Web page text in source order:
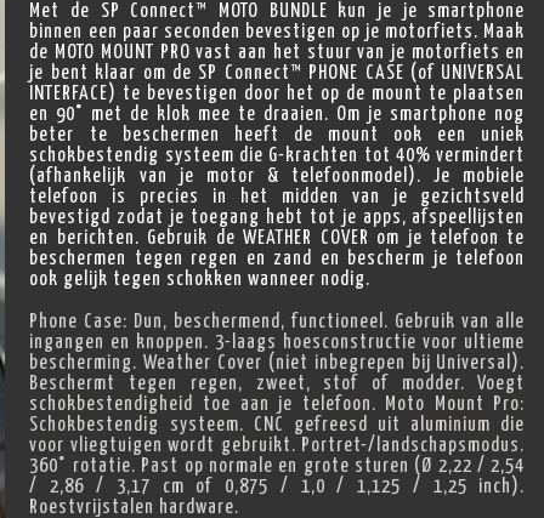
Met de SP Connect™ MOTO BUNDLE kun je je smartphone
binnen een paar seconden bevestigen op je motorfiets. Maak
de MOTO MOUNT PRO vast aan het stuur van je motorfiets en
je bent klaar om de SP Connect™ PHONE CASE (of UNIVERSAL
INTERFACE) te bevestigen door het op de mount te plaatsen
en 90° met de klok mee te draaien. Om je smartphone nog
beter te beschermen heeft de mount ook een uniek
schokbestendig systeem die G-krachten tot 40% vermindert
(afhankelijk van je motor & telefoonmodel). Je mobiele
telefoon is precies in het midden van je gezichtsveld
bevestigd zodat je toegang hebt tot je apps, afspeellijsten
en berichten. Gebruik de WEATHER COVER om je telefoon te
beschermen tegen regen en zand en bescherm je telefoon
ook gelijk tegen schokken wanneer nodig.
Phone Case: Dun, beschermend, functioneel. Gebruik van alle
ingangen en knoppen. 3-laags hoesconstructie voor ultieme
bescherming. Weather Cover (niet inbegrepen bij Universal).
Beschermt tegen regen, zweet, stof of modder. Voegt
schokbestendigheid toe aan je telefoon. Moto Mount Pro:
Schokbestendig systeem. CNC gefreesd uit aluminium die
voor vliegtuigen wordt gebruikt. Portret-/landschapsmodus.
360° rotatie. Past op normale en grote sturen (Ø 2,22 / 2,54
/ 2,86 / 3,17 cm of 0,875 / 1,0 / 1,125 / 1,25 inch).
Roestvrijstalen hardware.